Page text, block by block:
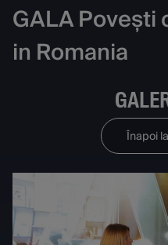
GALA Povești
in Romania
Înapoi